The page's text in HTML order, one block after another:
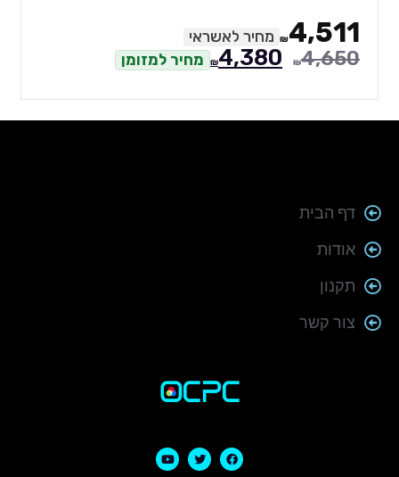
₪4,511 מחיר לאשראי
₪4,650
₪4,380 מחיר למזומן
דף הבית
אודות
תקנון
צור קשר